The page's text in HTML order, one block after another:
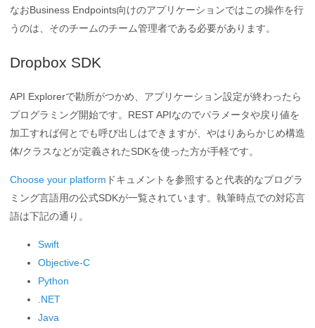
なおBusiness Endpoints向けのアプリケーションではこの操作を行
うのは、そのチームのチーム管理者である必要があります。
Dropbox SDK
API Explorerで勘所がつかめ、アプリケーション設定が終わったら
プログラミング開始です。REST APIなのでパラメータや戻り値を
加工すれば何とでも呼び出しはできますが、やはりあらかじめ構造
体/クラスなどが定義されたSDKを使った方が手軽です。
Choose your platform ドキュメントを参照すると代表的なプログラ
ミング言語用の公式SDKが一覧されています。執筆時点での対応言
語は下記の通り。
Swift
Objective-C
Python
.NET
Java